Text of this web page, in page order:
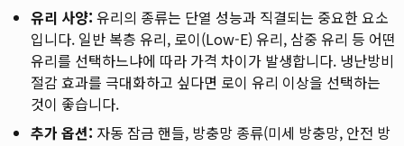
유리 사양: 유리의 종류는 단열 성능과 직결되는 중요한 요소
입니다. 일반 복층 유리, 로이(Low-E) 유리, 삼중 유리 등 어떤
유리를 선택하느냐에 따라 가격 차이가 발생합니다. 냉난방비
절감 효과를 극대화하고 싶다면 로이 유리 이상을 선택하는
것이 좋습니다.
추가 옵션: 자동 잠금 핸들, 방충망 종류(미세 방충망, 안전 방